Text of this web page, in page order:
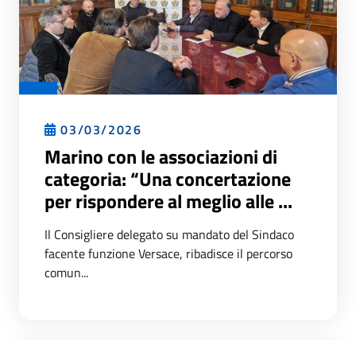
03/03/2026
Marino con le associazioni di
categoria: “Una concertazione
per rispondere al meglio alle ...
Il Consigliere delegato su mandato del Sindaco
facente funzione Versace, ribadisce il percorso
comun...